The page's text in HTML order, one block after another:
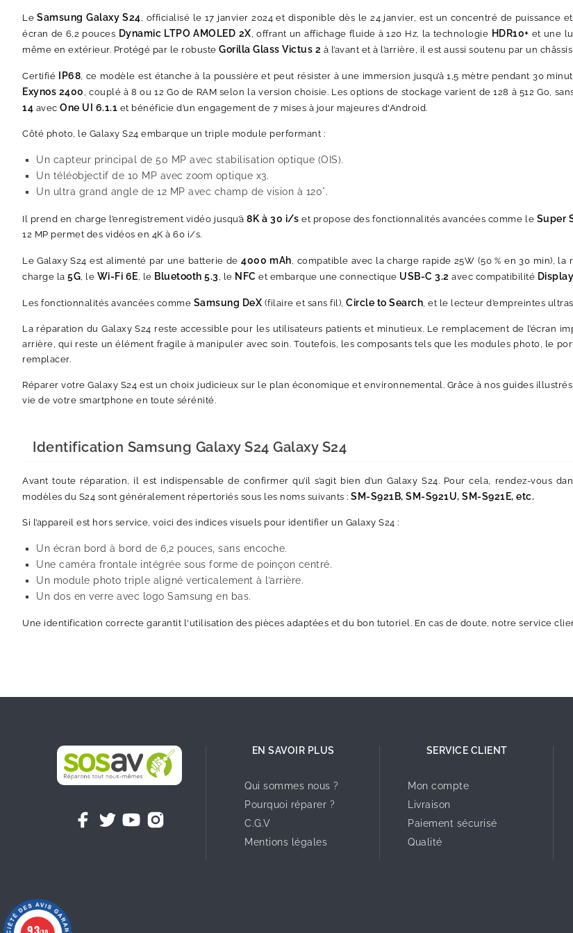
LeSamsung Galaxy S24 , officialisé le 17 janvier 2024 et disponible dès le 24 janvier, est un concentré de puissance
écran de 6,2 pouces Dynamic LTPO AMOLED 2X , offrant un affichage fluide à 120 Hz, la technologie HDR10+ et une
même en extérieur. Protégé par le robuste Gorilla Glass Victus 2 à l’avant et à l’arrière, il est aussi soutenu par un
Certifié IP68 , ce modèle est étanche à la poussière et peut résister à une immersion jusqu’à 1,5 mètre pendant 30
Exynos 2400 , couplé à 8 ou 12 Go de RAM selon la version choisie. Les options de stockage varient de 128 à 512 Go,
14 avec One UI 6.1.1 et bénéficie d’un engagement de 7 mises à jour majeures d'Android.
Côté photo, le Galaxy S24 embarque un triple module performant :
Un capteur principal de 50 MP avec stabilisation optique (OIS).
Un téléobjectif de 10 MP avec zoom optique x3.
Un ultra grand angle de 12 MP avec champ de vision à 120°.
Il prend en charge l’enregistrement vidéo jusqu’à8K à 30 i/s et propose des fonctionnalités avancées comme le Super
12 MP permet des vidéos en 4K à 60 i/s.
Le Galaxy S24 est alimenté par une batterie de4000 mAh , compatible avec la charge rapide 25W (50 % en 30 min),
charge la 5G , le Wi-Fi 6E , le Bluetooth 5.3 , le NFC et embarque une connectique USB-C 3.2 avec compatibilité
Les fonctionnalités avancées comme Samsung DeX (filaire et sans fil), Circle to Search , et le lecteur d’empreintes
La réparation du Galaxy S24 reste accessible pour les utilisateurs patients et minutieux. Le remplacement de
arrière, qui reste un élément fragile à manipuler avec soin. Toutefois, les composants tels que les modules photo, le
remplacer.
Réparer votre Galaxy S24 est un choix judicieux sur le plan économique et environnemental. Grâce à nos guides
vie de votre smartphone en toute sérénité.
Identification Samsung Galaxy S24 Galaxy S24
Avant toute réparation, il est indispensable de confirmer qu’il s’agit bien d’un Galaxy S24. Pour cela, rendez-vous
modèles du S24 sont généralement répertoriés sous les noms suivants : SM-S921B, SM-S921U, SM-S921E, etc.
Si l’appareil est hors service, voici des indices visuels pour identifier un Galaxy S24 :
Un écran bord à bord de 6,2 pouces, sans encoche.
Une caméra frontale intégrée sous forme de poinçon centré.
Un module photo triple aligné verticalement à l’arrière.
Un dos en verre avec logo Samsung en bas.
Une identification correcte garantit l'utilisation des pièces adaptées et du bon tutoriel. En cas de doute, notre service
EN SAVOIR PLUS
Qui sommes nous ?
Pourquoi réparer ?
C.G.V
Mentions légales
SERVICE CLIENT
Mon compte
Livraison
Paiement sécurisé
Qualité